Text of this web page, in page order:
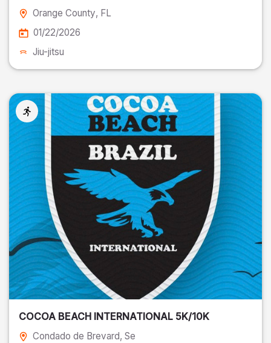
Orange County, FL
01/22/2026
Jiu-jitsu
COCOA BEACH INTERNATIONAL 5K/10K
Condado de Brevard, Se